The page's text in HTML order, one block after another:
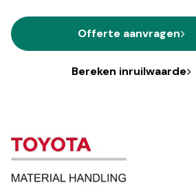
Offerte aanvragen
Bereken inruilwaarde